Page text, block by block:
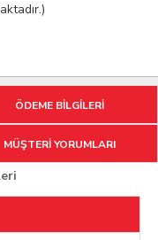
ÖDEME BİLGİLERİ
MÜŞTERİ YORUMLARI